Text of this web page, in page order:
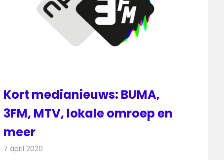
Kort medianieuws: BUMA,
3FM, MTV, lokale omroep en
meer
7 april 2020